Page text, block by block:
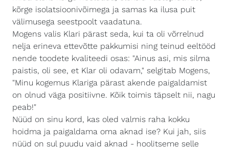
kõrge isolatsioonivõimega ja samas ka ilusa puit
välimusega seestpoolt vaadatuna.
Mogens valis Klari pärast seda, kui ta oli võrrelnud
nelja erineva ettevõtte pakkumisi ning teinud eeltööd
nende toodete kvaliteedi osas: "Ainus asi, mis silma
paistis, oli see, et Klar oli odavam," selgitab Mogens,
"Minu kogemus Klariga pärast akende paigaldamist
on olnud väga positiivne. Kõik toimis täpselt nii, nagu
peab!"
Nüüd on sinu kord, kas oled valmis raha kokku
hoidma ja paigaldama oma aknad ise? Kui jah, siis
nüüd on sul puudu vaid aknad - hoolitseme selle